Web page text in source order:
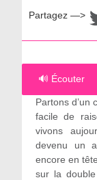
Partagez —>
🔊 Écouter
Partons d’un
facile de
vivons
devenu un
encore en
sur la double